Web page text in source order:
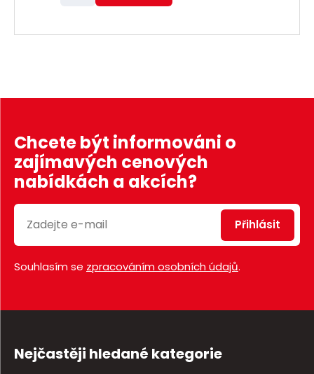
n
p
č
e
t
Chcete být informováni o
zajímavých cenových
nabídkách a akcích?
Přihlásit
Souhlasím se zpracováním osobních údajů.
Nejčastěji hledané kategorie